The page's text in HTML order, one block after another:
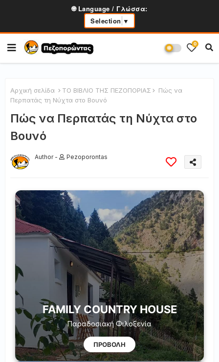
🌐 Language / Γλώσσα:
Selection ▼
0
Αρχική σελίδα ΤΟ ΒΙΒΛΙΟ ΤΗΣ ΠΕΖΟΠΟΡΙΑΣ
Πώς να
Περπατάς τη Νύχτα στο Βουνό
Πώς να Περπατάς τη Νύχτα στο
Βουνό
Author - Pezoporontas
FAMILY COUNTRY HOUSE
Παραδοσιακή Φιλοξενία
ΠΡΟΒΟΛΗ